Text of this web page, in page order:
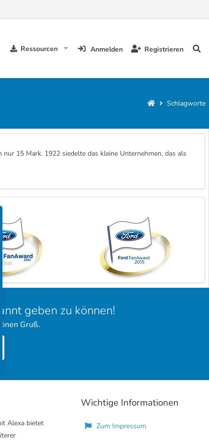
Ressourcen Anmelden Registrieren
Schlagworte
15 Mark. 1922 siedelte das kleine Unternehmen, das als
geben zu können!
Gruß.
Alexa bietet
Wichtige Informationen
Zum Impressum